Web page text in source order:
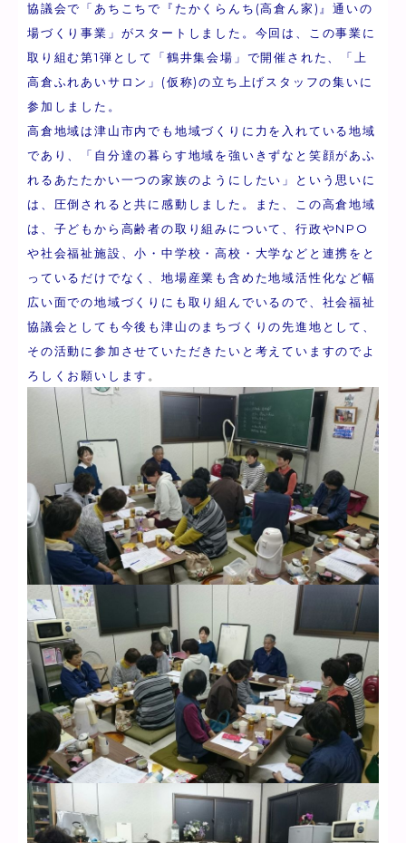
協議会で「あちこちで『たかくらんち(高倉ん家)』通いの
場づくり事業」がスタートしました。今回は、この事業に
取り組む第1弾として「鶴井集会場」で開催された、「上
高倉ふれあいサロン」(仮称)の立ち上げスタッフの集いに
参加しました。
高倉地域は津山市内でも地域づくりに力を入れている地域
であり、「自分達の暮らす地域を強いきずなと笑顔があふ
れるあたたかい一つの家族のようにしたい」という思いに
は、圧倒されると共に感動しました。また、この高倉地域
は、子どもから高齢者の取り組みについて、行政やNPO
や社会福祉施設、小・中学校・高校・大学などと連携をと
っているだけでなく、地場産業も含めた地域活性化など幅
広い面での地域づくりにも取り組んでいるので、社会福祉
協議会としても今後も津山のまちづくりの先進地として、
その活動に参加させていただきたいと考えていますのでよ
ろしくお願いします 。